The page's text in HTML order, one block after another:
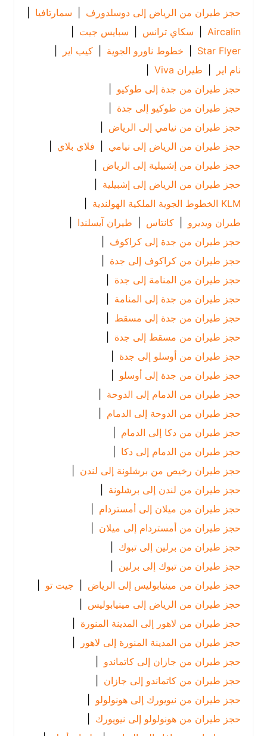
حجز طيران من الرياض إلى دوسلدورف | سمارتافيا
|
Aircalin
| سكاي ترانس | سبايس جيت
|
Star Flyer
| خطوط ناورو الجوية | كيب اير |
| طيران Viva
|
حجز طيران من جدة إلى طوكيو |
حجز طيران من طوكيو إلى جدة
حجز طيران من نيامي إلى الرياض
|
حجز طيران من الرياض إلى نيامي | فلاي بلاي
حجز طيران من إشبيلية إلى الرياض
|
حجز طيران من الرياض إلى إشبيلية |
|
طيران ويديرو
| كانتاس | طيران آيسلندا |
حجز طيران من جدة إلى كراكوف |
حجز طيران من كراكوف إلى جدة
حجز طيران من المنامة إلى جدة
حجز طيران من جدة إلى المنامة |
حجز طيران من جدة إلى مسقط |
حجز طيران من مسقط إلى جدة
حجز طيران من أوسلو إلى جدة
حجز طيران من جدة إلى أوسلو
|
حجز طيران من الدمام إلى الدوحة |
حجز طيران من الدوحة إلى الدمام
|
حجز طيران من دكا إلى الدمام
|
حجز طيران من الدمام إلى دكا |
حجز طيران رخيص من برشلونة إلى لندن
|
حجز طيران من لندن إلى برشلونة
|
حجز طيران من ميلان إلى أمستردام |
حجز طيران من أمستردام إلى ميلان |
حجز طيران من برلين إلى تبوك
|
حجز طيران من تبوك إلى برلين |
حجز طيران من مينيابوليس إلى الرياض
| جيت تو |
حجز طيران من الرياض إلى مينيابوليس |
حجز طيران من لاهور إلى المدينة المنورة |
حجز طيران من المدينة المنورة إلى لاهور |
حجز طيران من جازان إلى كاتماندو |
حجز طيران من كاتماندو إلى جازان
|
حجز طيران من نيويورك إلى هونولولو |
حجز طيران من هونولولو إلى نيويورك |